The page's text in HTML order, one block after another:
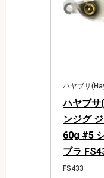
ハヤブサ
ハヤブサ
ンジグ
60g #5
ブラ
FS433